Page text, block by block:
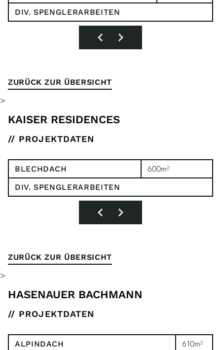
DIV. SPENGLERARBEITEN
ZURÜCK ZUR ÜBERSICHT
>
KAISER RESIDENCES
// PROJEKTDATEN
BLECHDACH 600m²
DIV. SPENGLERARBEITEN
ZURÜCK ZUR ÜBERSICHT
>
HASENAUER BACHMANN
// PROJEKTDATEN
ALPINDACH 610m²